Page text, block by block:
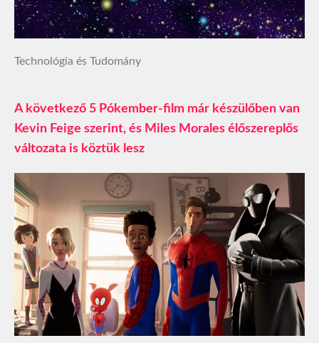
Technológia és Tudomány
A következő 5 Pókember-film már készülőben van
Kevin Feige szerint, és Miles Morales élőszereplős
változata is köztük lesz